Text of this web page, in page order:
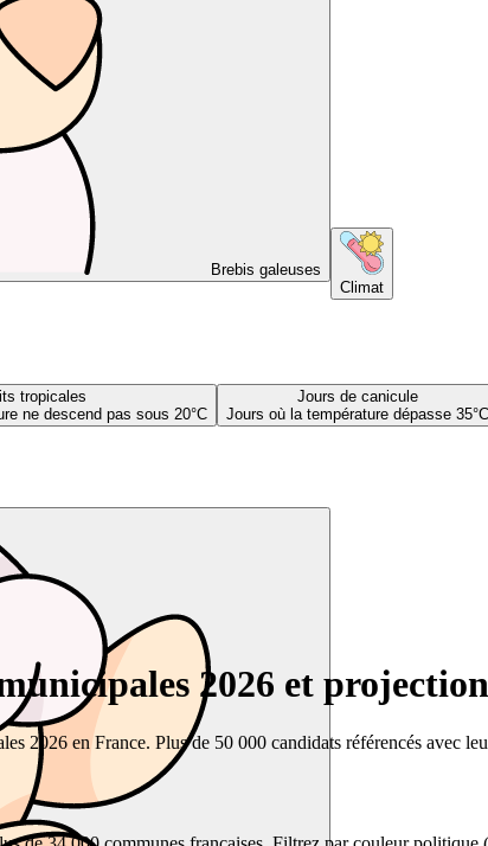
Brebis galeuses
Climat
tropicales
ne descend pas sous 20°C
Jours de canicule
Jours où la température dépasse 35°C
2026 et
2026 en France. Plus de 50 000 candidats référencés avec